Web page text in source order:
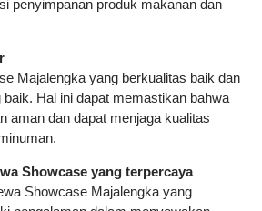
penyimpanan produk makanan dan
Majalengka yang berkualitas baik dan
Hal ini dapat memastikan bahwa
aman dan dapat menjaga kualitas
Showcase yang terpercaya
Showcase Majalengka yang